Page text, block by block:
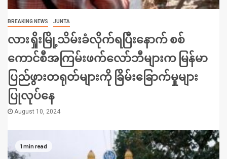
BREAKING NEWS JUNTA
လားရှိုးမြို့သိမ်းခံလိုက်ရပြီးနောက် စစ်
ကောင်စီအကြမ်းဖက်လော်ဘီများက မြန်မာ
ပြည်ဖွားတရုတ်များကို ခြိမ်းခြောက်မှုများ
ပြုလုပ်နေ
August 10, 2024
1 min read